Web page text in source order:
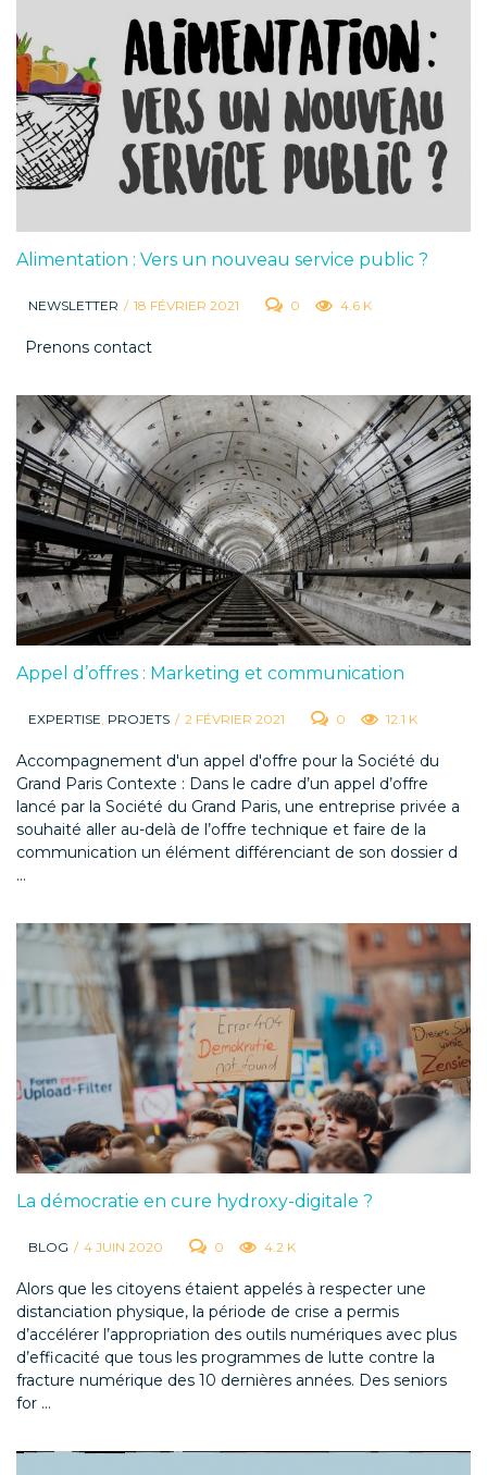
Alimentation : Vers un nouveau service public ?
NEWSLETTER / 18 FÉVRIER 2021 0 4.6 K
Prenons contact
Appel d’offres : Marketing et communication
EXPERTISE PROJETS / 2 FÉVRIER 2021 0 12.1 K
Accompagnement d'un appel d'offre pour la Société du
Grand Paris Contexte : Dans le cadre d’un appel d’offre
lancé par la Société du Grand Paris, une entreprise privée a
souhaité aller au-delà de l’offre technique et faire de la
communication un élément différenciant de son dossier d
...
La démocratie en cure hydroxy-digitale ?
BLOG / 4 JUIN 2020 0 4.2 K
Alors que les citoyens étaient appelés à respecter une
distanciation physique, la période de crise a permis
d’accélérer l’appropriation des outils numériques avec plus
d’efficacité que tous les programmes de lutte contre la
fracture numérique des 10 dernières années. Des seniors
for ...